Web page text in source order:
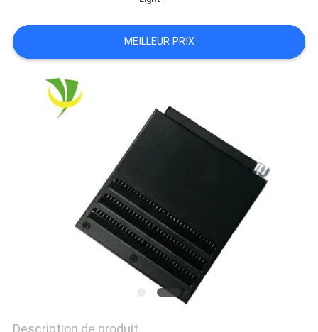
DEMANDEZ
UNE
CITATION
PRIVACY
MEILLEUR PRIX